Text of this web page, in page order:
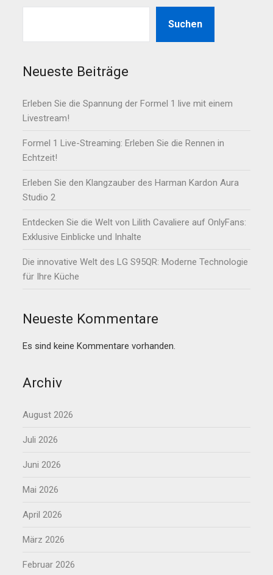
Suchen
Neueste Beiträge
Erleben Sie die Spannung der Formel 1 live mit einem
Livestream!
Formel 1 Live-Streaming: Erleben Sie die Rennen in
Echtzeit!
Erleben Sie den Klangzauber des Harman Kardon Aura
Studio 2
Entdecken Sie die Welt von Lilith Cavaliere auf OnlyFans:
Exklusive Einblicke und Inhalte
Die innovative Welt des LG S95QR: Moderne Technologie
für Ihre Küche
Neueste Kommentare
Es sind keine Kommentare vorhanden.
Archiv
August 2026
Juli 2026
Juni 2026
Mai 2026
April 2026
März 2026
Februar 2026